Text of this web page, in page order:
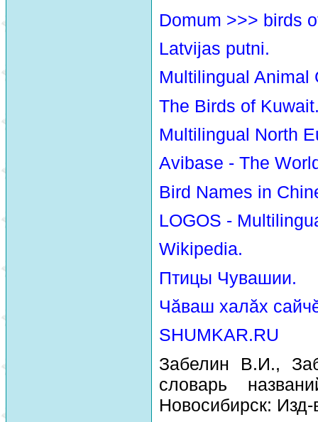
Domum >>> birds
Latvijas putni.
Multilingual Animal
The Birds of
Multilingual North
Avibase - The
Bird Names in
LOGOS -
Wikipedia.
Птицы Чувашии.
Чăваш халăх
SHUMKAR.RU
Забелин В.И.,
словарь
Новосибирск: